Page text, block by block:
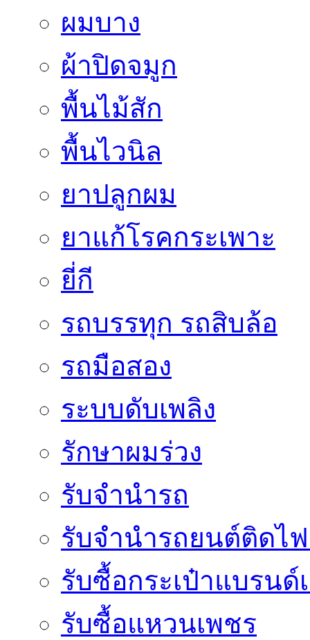
ผมบาง
ผ้าปิดจมูก
พื้นไม้สัก
พื้นไวนิล
ยาปลูกผม
ยาแก้โรคกระเพาะ
ยี่กี
รถบรรทุก รถสิบล้อ
รถมือสอง
ระบบดับเพลิง
รักษาผมร่วง
รับจำนำรถ
รับจํานํารถยนต์ติดไ
รับซื้อกระเป๋าแบรนด์
รับซื้อแหวนเพชร